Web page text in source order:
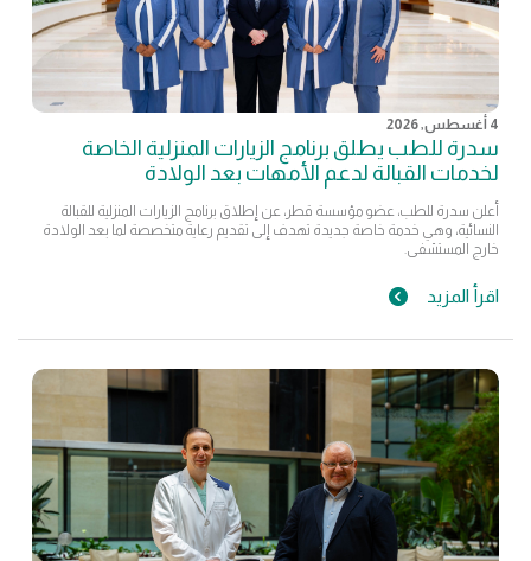
4 أغسطس, 2026
سدرة للطب يطلق برنامج الزيارات المنزلية الخاصة
لخدمات القبالة لدعم الأمهات بعد الولادة
أعلن سدرة للطب، عضو مؤسسة قطر، عن إطلاق برنامج الزيارات المنزلية للقبالة
النسائية، وهي خدمة خاصة جديدة تهدف إلى تقديم رعاية متخصصة لما بعد الولادة
خارج المستشفى.
اقرأ المزيد